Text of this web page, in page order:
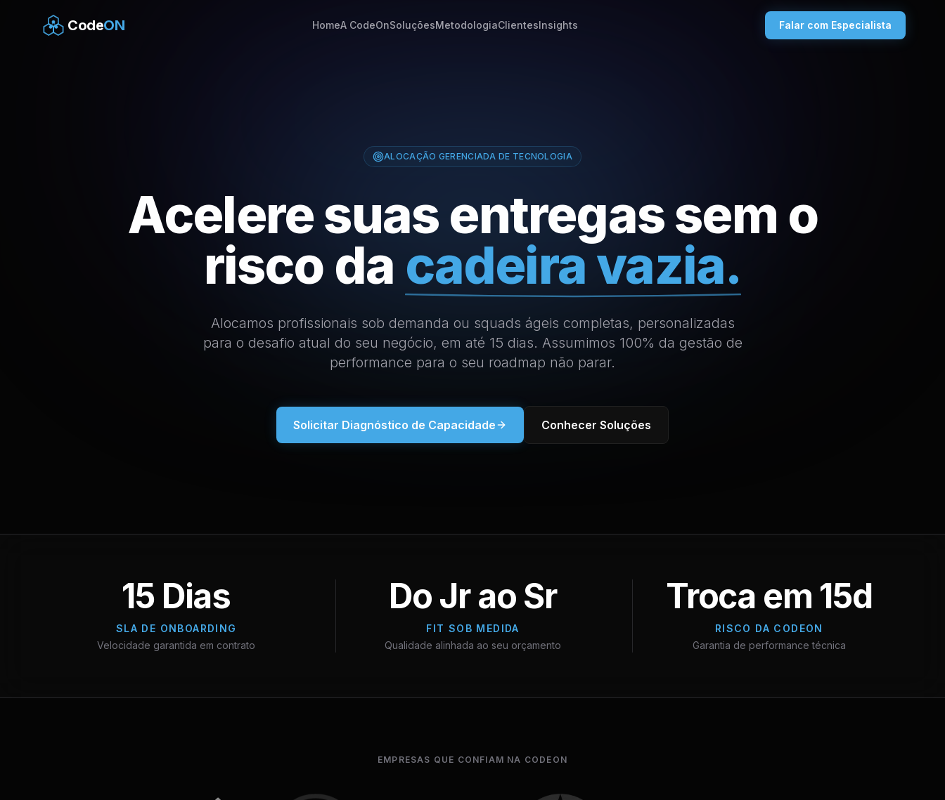
CodeON HomeA CodeOnSoluçõesMetodologiaClientesInsights Falar com Especialista
ALOCAÇÃO GERENCIADA DE TECNOLOGIA
Acelere suas entregas sem o
risco da cadeira vazia.
Alocamos profissionais sob demanda ou squads ágeis completas, personalizadas
para o desafio atual do seu negócio, em até 15 dias. Assumimos 100% da gestão de
performance para o seu roadmap não parar.
Solicitar Diagnóstico de Capacidade Conhecer Soluções
15 Dias
SLA DE ONBOARDING
Velocidade garantida em contrato
Do Jr ao Sr
FIT SOB MEDIDA
Qualidade alinhada ao seu orçamento
Troca em 15d
RISCO DA CODEON
Garantia de performance técnica
EMPRESAS QUE CONFIAM NA CODEON